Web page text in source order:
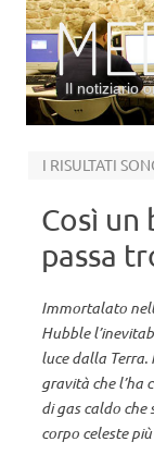
Il notiziario
Così un
passa
Immortalato
Hubble
luce dalla Terra.
gravità che l’ha
di gas caldo che
corpo celeste